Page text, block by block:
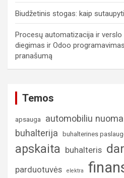
Biudžetinis stogas: kaip
Procesų automatizacija ir verslo
diegimas ir Odoo
pranašumą
Temos
apsauga automobiliu nuoma
buhalterija
buhalterines
apskaita buhalteris
parduotuvės elektra